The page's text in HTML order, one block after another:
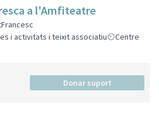
a l'Amfiteatre
i activitats i teixit associatiu
Centre
Donar suport